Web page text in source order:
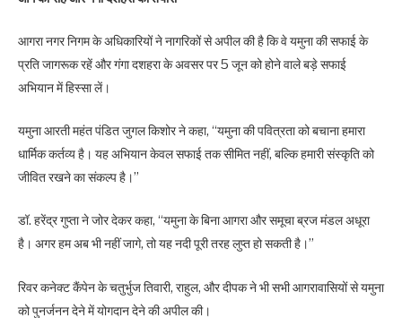
आगरा नगर निगम के अधिकारियों ने नागरिकों से अपील की है कि वे यमुना की सफाई के
प्रति जागरूक रहें और गंगा दशहरा के अवसर पर 5 जून को होने वाले बड़े सफाई
अभियान में हिस्सा लें।
यमुना आरती महंत पंडित जुगल किशोर ने कहा, “यमुना की पवित्रता को बचाना हमारा
धार्मिक कर्तव्य है। यह अभियान केवल सफाई तक सीमित नहीं, बल्कि हमारी संस्कृति को
जीवित रखने का संकल्प है।”
डॉ. हरेंद्र गुप्ता ने जोर देकर कहा, “यमुना के बिना आगरा और समूचा ब्रज मंडल अधूरा
है। अगर हम अब भी नहीं जागे, तो यह नदी पूरी तरह लुप्त हो सकती है।”
रिवर कनेक्ट कैंपेन के चतुर्भुज तिवारी, राहुल, और दीपक ने भी सभी आगरावासियों से यमुना
को पुनर्जनन देने में योगदान देने की अपील की।